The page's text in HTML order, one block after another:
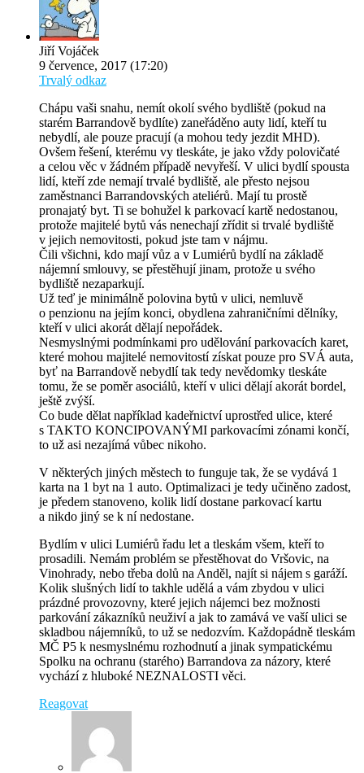
Jiří Vojáček
9 července, 2017 (17:20)
Trvalý odkaz
Chápu vaši snahu, nemít okolí svého bydliště (pokud na
starém Barrandově bydlíte) zaneřáděno auty lidí, kteří tu
nebydlí, ale pouze pracují (a mohou tedy jezdit MHD).
Ovšem řešení, kterému vy tleskáte, je jako vždy polovičaté
a celou věc v žádném případě nevyřeší. V ulici bydlí spousta
lidí, kteří zde nemají trvalé bydliště, ale přesto nejsou
zaměstnanci Barrandovských ateliérů. Mají tu prostě
pronajatý byt. Ti se bohužel k parkovací kartě nedostanou,
protože majitelé bytů vás nenechají zřídit si trvalé bydliště
v jejich nemovitosti, pokud jste tam v nájmu.
Čili všichni, kdo mají vůz a v Lumiérů bydlí na základě
nájemní smlouvy, se přestěhují jinam, protože u svého
bydliště nezaparkují.
Už teď je minimálně polovina bytů v ulici, nemluvě
o penzionu na jejím konci, obydlena zahraničními dělníky,
kteří v ulici akorát dělají nepořádek.
Nesmyslnými podmínkami pro udělování parkovacích karet,
které mohou majitelé nemovitostí získat pouze pro SVÁ auta,
byť na Barrandově nebydlí tak tedy nevědomky tleskáte
tomu, že se poměr asociálů, kteří v ulici dělají akorát bordel,
ještě zvýší.
Co bude dělat například kadeřnictví uprostřed ulice, které
s TAKTO KONCIPOVANÝMI parkovacími zónami končí,
to už asi nezajímá vůbec nikoho.
V některých jiných městech to funguje tak, že se vydává 1
karta na 1 byt na 1 auto. Optimalizaci je tedy učiněno zadost,
je předem stanoveno, kolik lidí dostane parkovací kartu
a nikdo jiný se k ní nedostane.
Bydlím v ulici Lumiérů řadu let a tleskám všem, kteří to
prosadili. Nemám problém se přestěhovat do Vršovic, na
Vinohrady, nebo třeba dolů na Anděl, najít si nájem s garáží.
Kolik slušných lidí to takhle udělá a vám zbydou v ulici
prázdné provozovny, které jejich nájemci bez možnosti
parkování zákazníků neuživí a jak to zamává ve vaší ulici se
skladbou nájemníků, to už se nedozvím. Každopádně tleskám
MČ P5 k nesmyslnému rozhodnutí a jinak sympatickému
Spolku na ochranu (starého) Barrandova za názory, které
vychází z hluboké NEZNALOSTI věci.
Reagovat